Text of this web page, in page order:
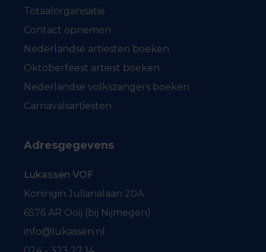
Totaalorganisatie
Contact opnemen
Nederlandse artiesten boeken
Oktoberfeest artiest boeken
Nederlandse volkszangers boeken
Carnavalsartiesten
Adresgegevens
Lukassen VOF
Koningin Julianalaan 20A
6576 AR Ooij (bij Nijmegen)
info@lukassen.nl